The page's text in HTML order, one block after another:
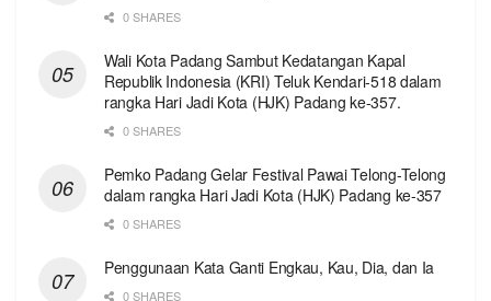
0 SHARES
Wali Kota Padang Sambut Kedatangan Kapal
Republik Indonesia (KRI) Teluk Kendari-518 dalam
rangka Hari Jadi Kota (HJK) Padang ke-357.
0 SHARES
Pemko Padang Gelar Festival Pawai Telong-Telong
dalam rangka Hari Jadi Kota (HJK) Padang ke-357
0 SHARES
Penggunaan Kata Ganti Engkau, Kau, Dia, dan Ia
0 SHARES